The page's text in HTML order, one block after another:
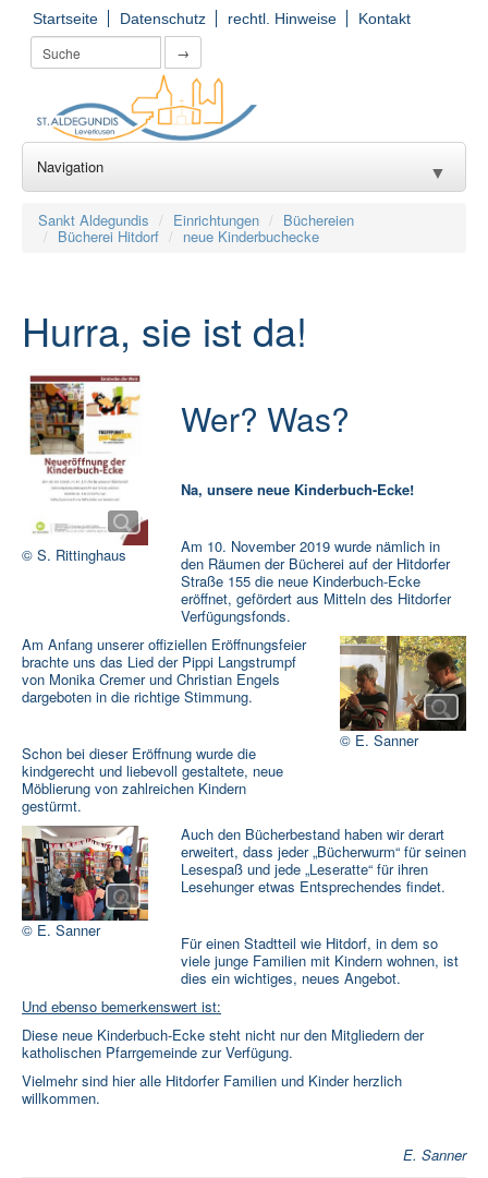
Startseite Datenschutz rechtl. Hinweise Kontakt
→
Navigation ▼
Wir für Sie
Einrichtungen
Gruppierungen
Gemeinde(er)leben
Rat und Hilfe
Termine & Infos ▼
Sankt Aldegundis Einrichtungen Büchereien
Bücherei Hitdorf neue Kinderbuchecke
Hurra, sie ist da!
© S. Rittinghaus
Wer? Was?
Na, unsere neue Kinderbuch-Ecke!
Am 10. November 2019 wurde nämlich in
den Räumen der Bücherei auf der Hitdorfer
Straße 155 die neue Kinderbuch-Ecke
eröffnet, gefördert aus Mitteln des Hitdorfer
Verfügungsfonds.
Am Anfang unserer offiziellen Eröffnungsfeier
brachte uns das Lied der Pippi Langstrumpf
von Monika Cremer und Christian Engels
dargeboten in die richtige Stimmung.
Schon bei dieser Eröffnung wurde die
kindgerecht und liebevoll gestaltete, neue
Möblierung von zahlreichen Kindern
gestürmt.
© E. Sanner
© E. Sanner
Auch den Bücherbestand haben wir derart
erweitert, dass jeder „Bücherwurm“ für seinen
Lesespaß und jede „Leseratte“ für ihren
Lesehunger etwas Entsprechendes findet.
Für einen Stadtteil wie Hitdorf, in dem so
viele junge Familien mit Kindern wohnen, ist
dies ein wichtiges, neues Angebot.
Und ebenso bemerkenswert ist:
Diese neue Kinderbuch-Ecke steht nicht nur den Mitgliedern der
katholischen Pfarrgemeinde zur Verfügung.
Vielmehr sind hier alle Hitdorfer Familien und Kinder herzlich
willkommen.
E. Sanner